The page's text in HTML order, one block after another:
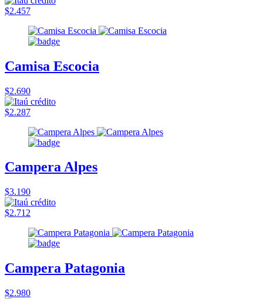
$2.457
Camisa Escocia
$2.690
$2.287
Campera Alpes
$3.190
$2.712
Campera Patagonia
$2.980